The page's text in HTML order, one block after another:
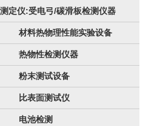
测定仪:受电弓/碳滑板检测仪器
材料热物理性能实验设备
热物性检测仪器
粉末测试设备
比表面测试仪
电池检测